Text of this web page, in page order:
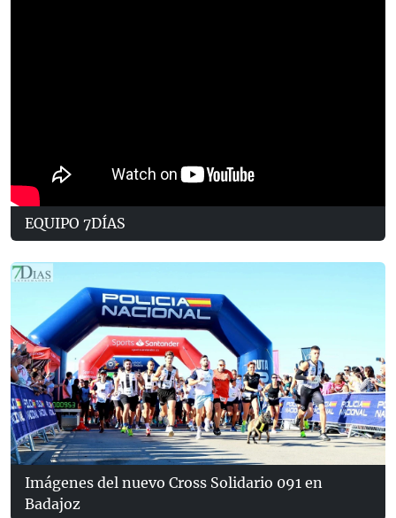
EQUIPO 7DÍAS
Imágenes del nuevo Cross Solidario 091 en
Badajoz